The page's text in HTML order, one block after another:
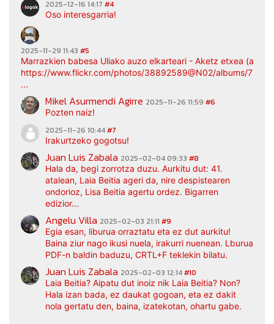
2025-12-16 14:17 #4
Oso interesgarria!
2025-11-29 11:43 #5
Marrazkien babesa Uliako auzo elkarteari - Aketz etxea
https://www.flickr.com/photos/38892589@N02/albums/
...
Mikel Asurmendi Agirre 2025-11-26 11:59 #6
Pozten naiz!
2025-11-26 10:44#7
Irakurtzeko gogotsu!
Juan Luis Zabala 2025-02-04 09:33 #8
Hala da, begi zorrotza duzu. Aurkitu dut: 41.
atalean, Laia Beitia ageri da, nire despistearen
ondorioz, Lisa Beitia agertu ordez. Bigarren
edizior...
Angelu Villa 2025-02-03 21:11 #9
Egia esan, liburua orraztatu eta ez dut aurkitu!
Baina ziur nago ikusi nuela, irakurri nuenean. Lburua
PDF-n baldin baduzu, CRTL+F teklekin bilatu.
Juan Luis Zabala 2025-02-03 12:14#10
Laia Beitia? Aipatu dut inoiz nik Laia Beitia? Non?
Hala izan bada, ez daukat gogoan, eta ez dakit
nola gertatu den, baina, izatekotan, ohartu gabe.